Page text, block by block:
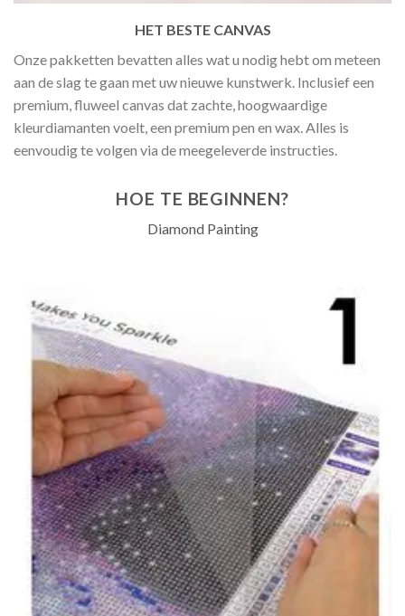
HET BESTE CANVAS
Onze pakketten bevatten alles wat u nodig hebt om meteen
aan de slag te gaan met uw nieuwe kunstwerk. Inclusief een
premium, fluweel canvas dat zachte, hoogwaardige
kleurdiamanten voelt, een premium pen en wax. Alles is
eenvoudig te volgen via de meegeleverde instructies.
HOE TE BEGINNEN?
Diamond Painting